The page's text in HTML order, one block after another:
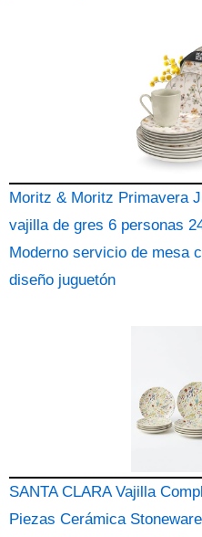
Moritz & Moritz Primavera
vajilla de gres 6 personas
Moderno servicio de mesa
diseño juguetón
SANTA CLARA Vajilla
Piezas Cerámica Stoneware